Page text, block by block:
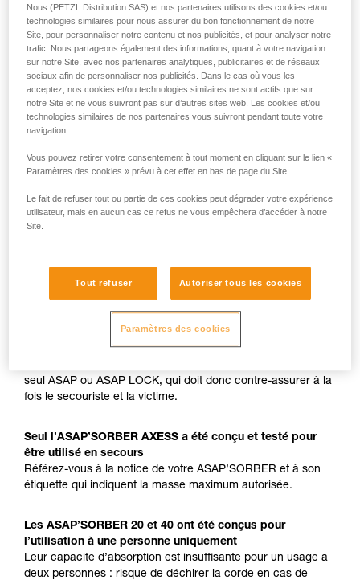
seul ASAP ou ASAP LOCK, qui doit donc contre-assurer à la
fois le secouriste et la victime.
Seul l’ASAP’SORBER AXESS a été conçu et testé pour
être utilisé en secours
Référez-vous à la notice de votre ASAP’SORBER et à son
étiquette qui indiquent la masse maximum autorisée.
Les ASAP’SORBER 20 et 40 ont été conçus pour
l’utilisation à une personne uniquement
Leur capacité d’absorption est insuffisante pour un usage à
deux personnes : risque de déchirer la corde en cas de
Nous (PETZL Distribution SAS) et nos partenaires utilisons des cookies et/ou
technologies similaires pour nous assurer du bon fonctionnement de notre
Site, pour personnaliser notre contenu et nos publicités, et pour analyser notre
trafic. Nous partageons également des informations, quant à votre navigation
sur notre Site, avec nos partenaires analytiques, publicitaires et de réseaux
sociaux afin de personnaliser nos publicités. Dans le cas où vous les
acceptez, nos cookies et/ou technologies similaires ne sont actifs que sur
notre Site et ne vous suivront pas sur d’autres sites web. Les cookies et/ou
technologies similaires de nos partenaires vous suivront pendant toute votre
navigation.
Vous pouvez retirer votre consentement à tout moment en cliquant sur le lien «
Paramètres des cookies » prévu à cet effet en bas de page du Site.
Le fait de refuser tout ou partie de ces cookies peut dégrader votre expérience
utilisateur, mais en aucun cas ce refus ne vous empêchera d’accéder à notre
Site.
Tout refuser Autoriser tous les cookies
Paramètres des cookies